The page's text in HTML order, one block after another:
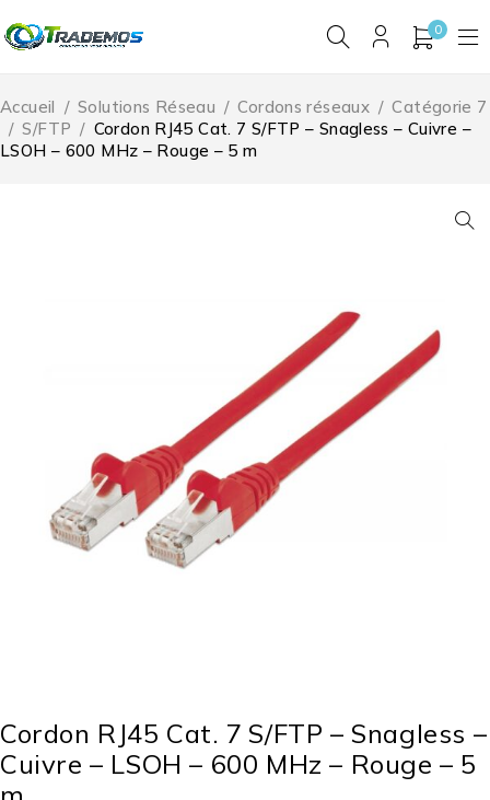
0
Accueil / Solutions Réseau / Cordons réseaux / Catégorie 7
/ S/FTP / Cordon RJ45 Cat. 7 S/FTP – Snagless – Cuivre –
LSOH – 600 MHz – Rouge – 5 m
Cordon RJ45 Cat. 7 S/FTP – Snagless –
Cuivre – LSOH – 600 MHz – Rouge – 5